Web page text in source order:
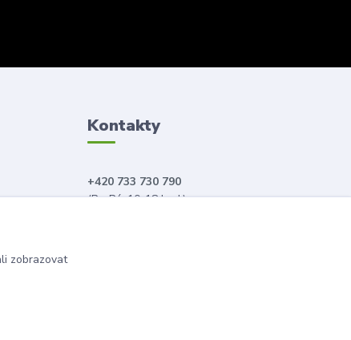
Kontakty
+420 733 730 790
(Po-Pá, 10-18 hod.)
zobrazovat